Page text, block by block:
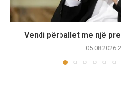
Vendi përballet me një
05.08.2026